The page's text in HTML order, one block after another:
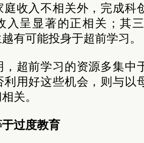
庭收入不相关外，完成科
入呈显著的正相关；其
有可能投身于超前学习。
，超前学习的资源多集中
利用好这些机会，则与以
关。
过度教育